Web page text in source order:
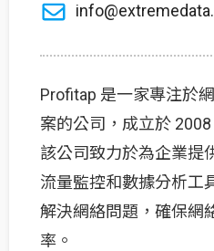
Profitap 是一家專注於
案的公司，成立於
該公司致力於為企業提
流量監控和數據分析工
解決網絡問題，確保網
率。